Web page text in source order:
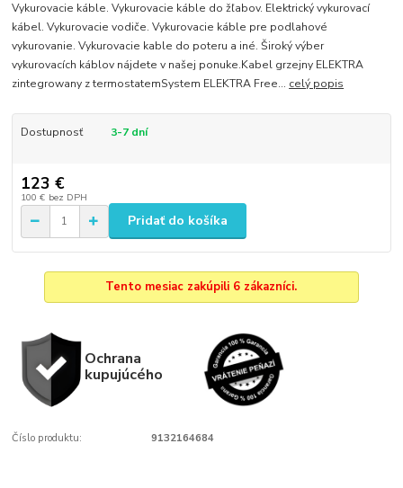
Vykurovacie káble. Vykurovacie káble do žľabov. Elektrický vykurovací
kábel. Vykurovacie vodiče. Vykurovacie káble pre podlahové
vykurovanie. Vykurovacie kable do poteru a iné. Široký výber
vykurovacích káblov nájdete v našej ponuke.Kabel grzejny ELEKTRA
zintegrowany z termostatemSystem ELEKTRA Free... celý popis
Dostupnosť 3-7 dní
123 €
100 € bez DPH
Pridať do košíka
Tento mesiac zakúpili 6 zákazníci.
Ochrana
kupujúcého
Číslo produktu: 9132164684